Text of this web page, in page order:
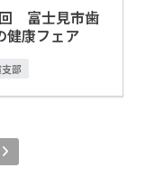
富士見市歯
健康フェア
部